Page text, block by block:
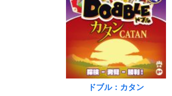
ドブル：カタン